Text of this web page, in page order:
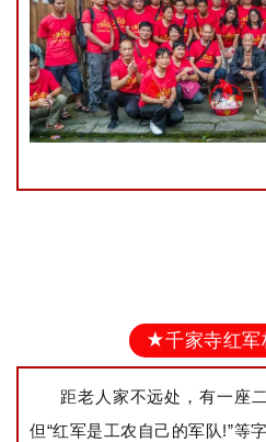
★千家寺红
距老人家不远处，有一座
但“红军是工农自己的军队!”等